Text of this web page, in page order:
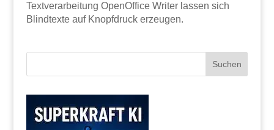
Textverarbeitung OpenOffice Writer lassen sich
Blindtexte auf Knopfdruck erzeugen.